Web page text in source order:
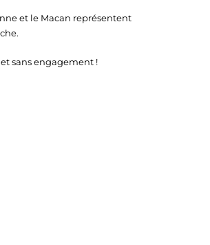
et le Macan représentent
sans engagement !